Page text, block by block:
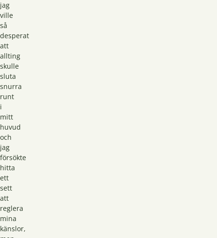
jag
ville
så
desperat
att
allting
skulle
sluta
snurra
runt
i
mitt
huvud
och
jag
försökte
hitta
ett
sett
att
reglera
mina
känslor,